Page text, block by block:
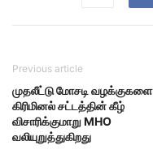
Previous article
முதலீட்டு மோசடி வழக்குகளை
கிரிமினல் சட்டத்தின் கீழ்
விசாரிக்குமாறு MHO
வலியுறுத்துகிறது